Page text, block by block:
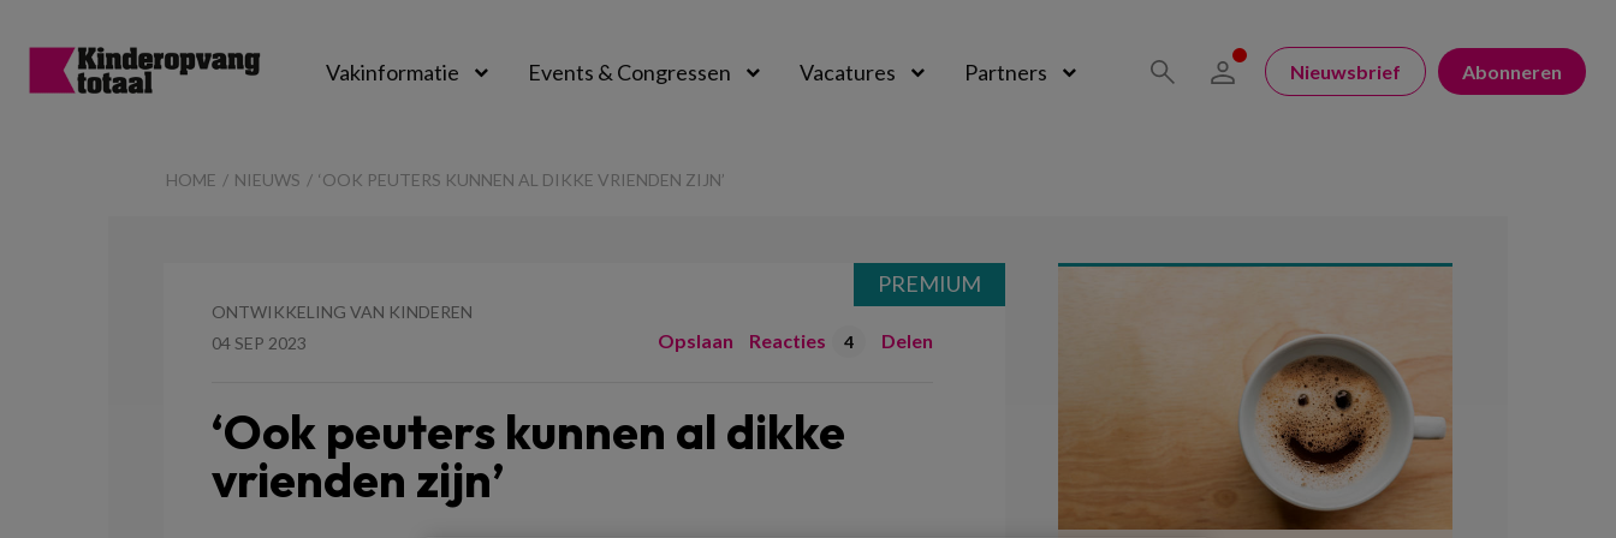
Vakinformatie Events & Congressen Vacatures Partners Nieuwsbrief Abonneren
HOME NIEUWS ‘OOK PEUTERS KUNNEN AL DIKKE VRIENDEN ZIJN’
ONTWIKKELING VAN KINDEREN
04 SEP 2023
Opslaan Reacties 4 Delen
‘Ook peuters kunnen al dikke
vrienden zijn’
PREMIUM